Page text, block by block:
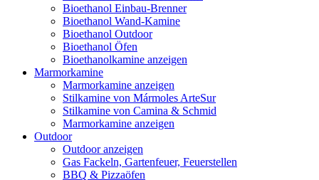
Bioethanol Einbau-Brenner
Bioethanol Wand-Kamine
Bioethanol Outdoor
Bioethanol Öfen
Bioethanolkamine anzeigen
Marmorkamine
Marmorkamine anzeigen
Stilkamine von Mármoles ArteSur
Stilkamine von Camina & Schmid
Marmorkamine anzeigen
Outdoor
Outdoor anzeigen
Gas Fackeln, Gartenfeuer, Feuerstellen
BBQ & Pizzaöfen